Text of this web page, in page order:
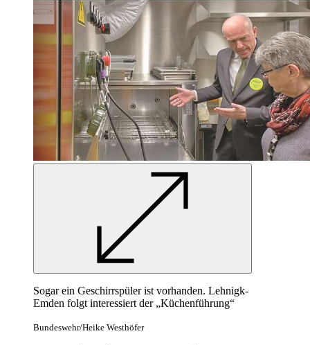
Sogar ein Geschirrspüler ist vorhanden. Lehnigk-
Emden folgt interessiert der „Küchenführung“
Bundeswehr/Heike Westhöfer